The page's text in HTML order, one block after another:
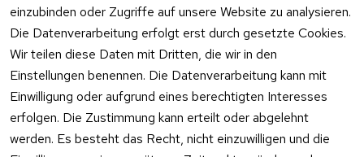
einzubinden oder Zugriffe auf unsere Website zu analysieren.
Die Datenverarbeitung erfolgt erst durch gesetzte Cookies.
Wir teilen diese Daten mit Dritten, die wir in den
Einstellungen benennen. Die Datenverarbeitung kann mit
Einwilligung oder aufgrund eines berechtigten Interesses
erfolgen. Die Zustimmung kann erteilt oder abgelehnt
werden. Es besteht das Recht, nicht einzuwilligen und die
Vertrag
widerrufen